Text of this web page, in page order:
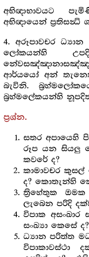
අභිඥාභාවයට
අභිඥායෙන් ප්‍රතිසන්‍ධි
4. අරූපාවචර
ලෝකයන්හි
ආර්යයෝ අන්
බැවිනි.
බ්‍රහ්මලේකයන්හි
ප්‍රශ්න.
සතර අපායෙහි
රූප යන සියලු
කවරේ ද?
කාමාවචර
ද? කොතැන්හි
ත්‍රිහේතුක
ලැබෙන පරිදි
විපාක
සංඛ්‍යා කෙසේ ද?
ධ්‍යාන පරිත්ත
විපාකාවස්ථා